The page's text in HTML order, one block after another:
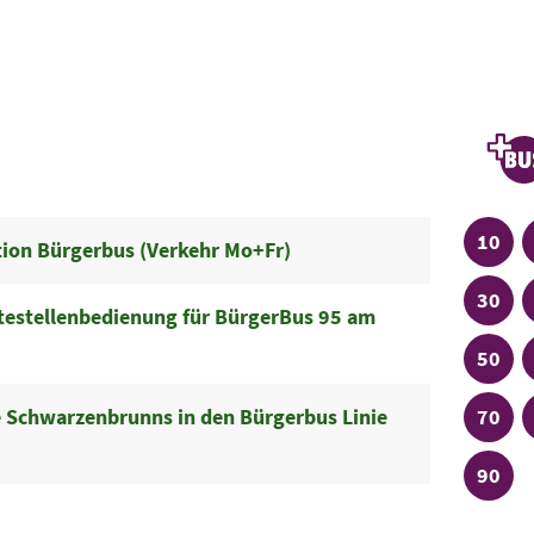
Linie
10
Linie
30
Linie
50
Linie
70
Linie
90
Bürgerbus (Verkehr Mo+Fr)
für BürgerBus 95 am
in den Bürgerbus Linie